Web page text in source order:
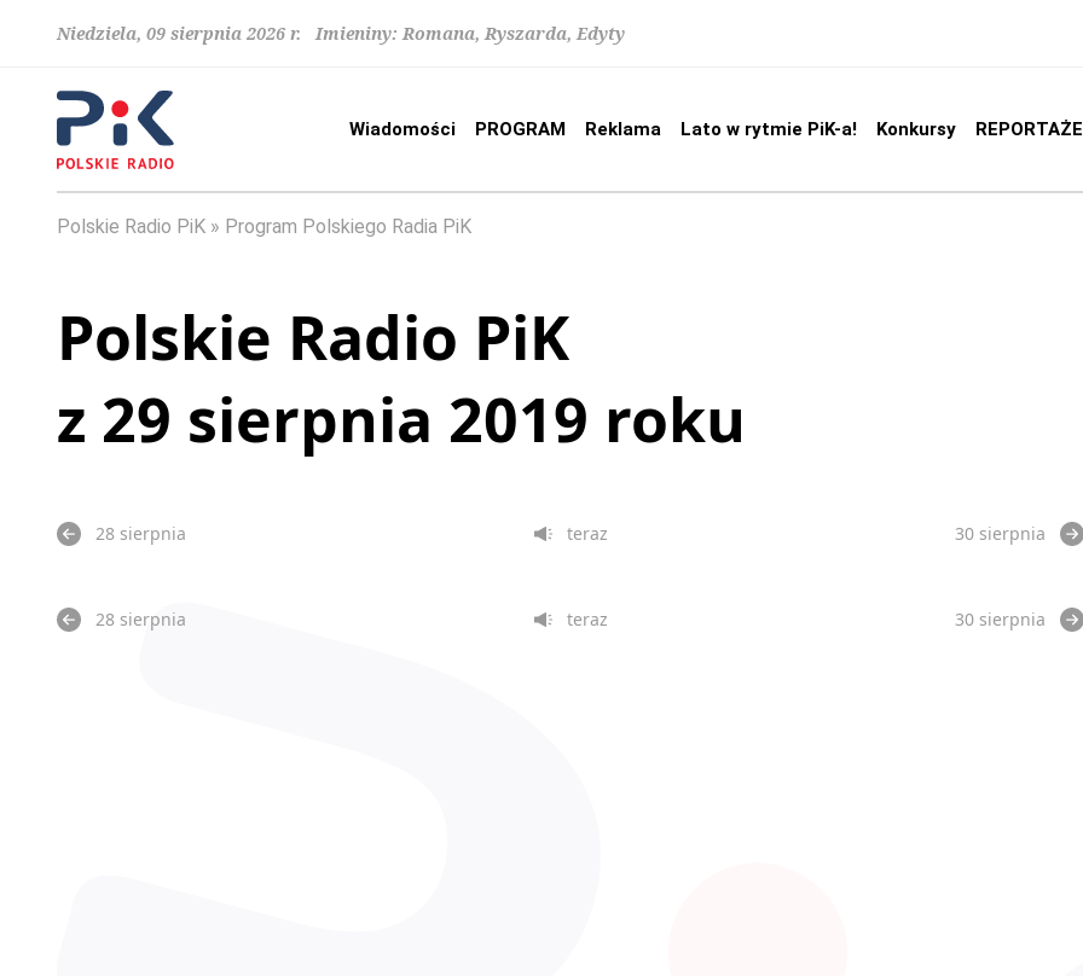
Niedziela, 09 sierpnia 2026 r. Imieniny: Romana, Ryszarda, Edyty
Wiadomości PROGRAM Reklama Lato w rytmie PiK-a! Konkursy REPORTAŻE
Polskie Radio PiK Program Polskiego Radia PiK
Polskie Radio PiK
z 29 sierpnia 2019 roku
28 sierpnia teraz 30 sierpnia
28 sierpnia teraz 30 sierpnia